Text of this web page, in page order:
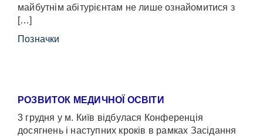
майбутнім абітурієнтам не лише ознайомитися з
[…]
Позначки
РОЗВИТОК МЕДИЧНОЇ ОСВІТИ
3 грудня у м. Київ відбулася Конференція
досягнень і наступних кроків в рамках Засідання